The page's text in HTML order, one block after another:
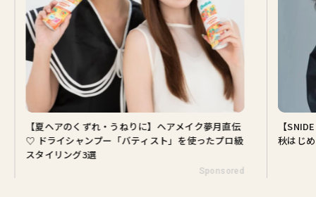
【夏ヘアのくずれ・うねりに】ヘアメイク夢月直伝
♡ ドライシャンプー「バティスト」を使ったプロ級
スタイリング3選
Sponsored
【
秋はじ